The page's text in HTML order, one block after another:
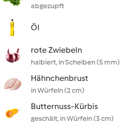
abgezupft
Öl
rote Zwiebeln
halbiert, in Scheiben (5 mm)
Hähnchenbrust
in Würfeln (2 cm)
Butternuss-Kürbis
geschält, in Würfeln (3 cm)